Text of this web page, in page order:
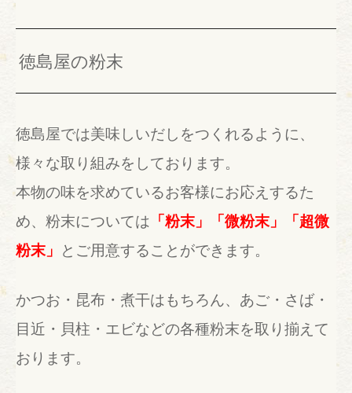
徳島屋の粉末
徳島屋では美味しいだしをつくれるように、
様々な取り組みをしております。
本物の味を求めているお客様にお応えするた
め、粉末については 「粉末」「微粉末」「超微
粉末」
とご用意することができます。
かつお・昆布・煮干はもちろん、あご・さば・
目近・貝柱・エビなどの各種粉末を取り揃えて
おります。